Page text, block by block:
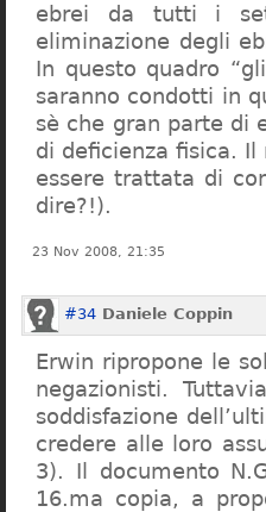
ebrei da tutti i
eliminazione degli
In questo quadro
saranno condotti in
sè che gran parte di
di deficienza fisica.
essere trattata di
dire?!).
23 Nov 2008, 21:35
#34 Daniele Coppin
Erwin ripropone le
negazionisti.
soddisfazione
credere alle loro
3). Il documento
16.ma copia, a